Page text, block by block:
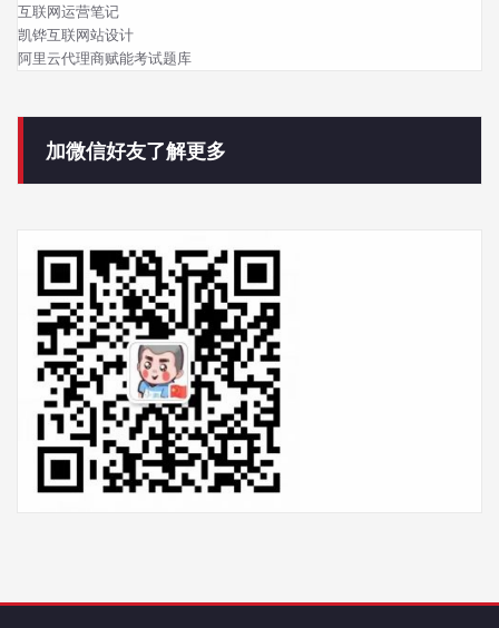
互联网运营笔记
凯铧互联网站设计
阿里云代理商赋能考试题库
加微信好友了解更多